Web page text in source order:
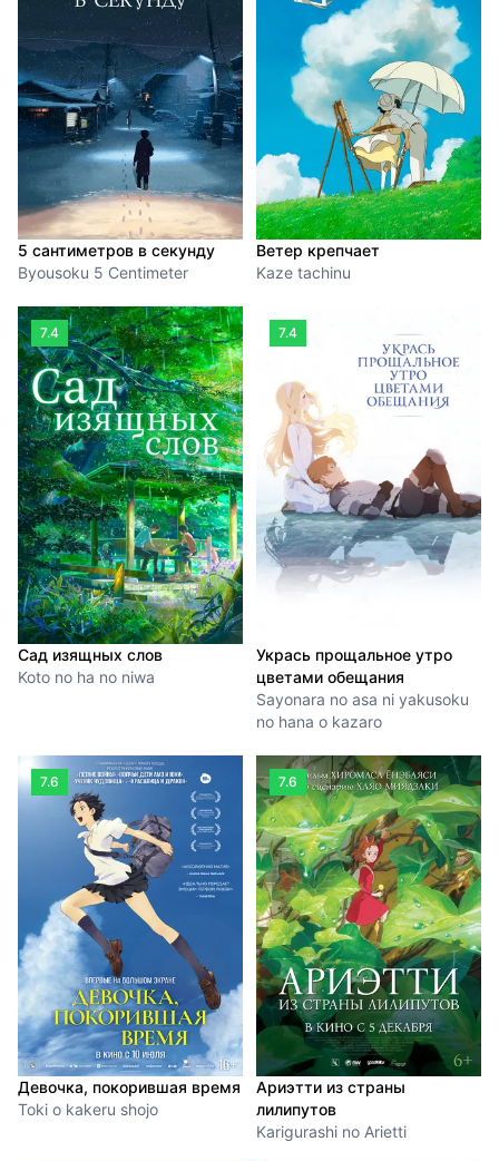
5 сантиметров в секунду
Byousoku 5 Centimeter
Ветер крепчает
Kaze tachinu
7.4
Сад изящных слов
Koto no ha no niwa
7.4
Укрась прощальное утро
цветами обещания
Sayonara no asa ni yakusoku
no hana o kazaro
7.6
Девочка, покорившая время
Toki o kakeru shojo
7.6
Ариэтти из страны
лилипутов
Karigurashi no Arietti